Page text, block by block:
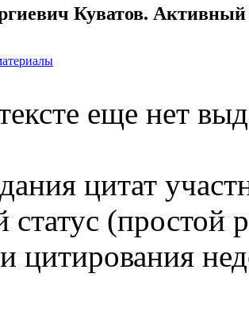
Куватов. Активный
еще нет
цитат
статус (простой
цитирования